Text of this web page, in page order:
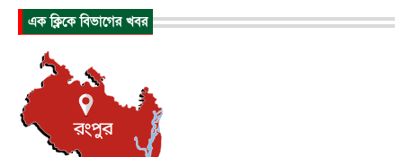
পাকিস্তান-তুরস্কের সঙ্গে প্রতিরক্ষা চুক্তি সৌদি আরবকে কতটা ন...
যুক্তরাজ্যে গ্রুমিং কেলেঙ্কারি : পাকিস্তানির অপরাধে অস্বস্তি...
আন্তর্জাতিক
বিরোধ কাটিয়ে কূটনৈতিক সম্পর্ক পুনঃস্থাপন করছে মেক্সিকো ও
এক ক্লিকে বিভাগের খবর